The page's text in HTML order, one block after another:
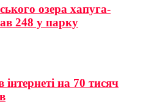
озера хапуга-
248 у парку
на 70 тисяч